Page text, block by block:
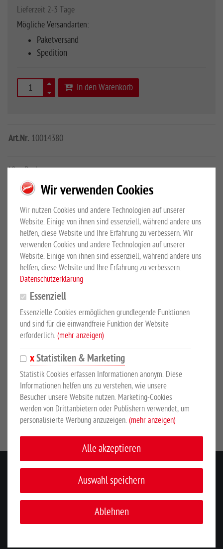
Lieferzeit 2-3 Tage
Mögliche Versandarten:
Paketversand
Spedition
In den Warenkorb
Art.Nr. 10014380
10er-Pack
Sicherheitshinweise
PRODUKTBESCHREIBUNG
10er-Pack
Tellerkopfschraube 10 x 100, Allzweck-Dübel 12 x 66 mm mit
Bund zur Montage in Beton, Vollziegel, KS-Vollstein,
Hohllochziegel, Kalksand-Lochstein, Porenbeton.
SICHERHEITSHINWEISE
Hersteller:Großewinkelmann GmbH & Co. KG, Wortstr. 34-36,
33397, Rietberg, Deutschland, www.growi.de
INFORMATIONEN
Ihr Kontakt zu uns
Wir verwenden Cookies
Wir nutzen Cookies und andere Technologien auf unserer
Website. Einige von ihnen sind essenziell, während andere uns
helfen, diese Website und Ihre Erfahrung zu verbessern. Wir
verwenden Cookies und andere Technologien auf unserer
Website. Einige von ihnen sind essenziell, während andere uns
helfen, diese Website und Ihre Erfahrung zu verbessern.
Datenschutzerklärung
Essenziell
Essenzielle Cookies ermöglichen grundlegende Funktionen
und sind für die einwandfreie Funktion der Website
erforderlich. (mehr anzeigen)
Statistiken & Marketing
Statistik Cookies erfassen Informationen anonym. Diese
Informationen helfen uns zu verstehen, wie unsere
Besucher unsere Website nutzen. Marketing-Cookies
werden von Drittanbietern oder Publishern verwendet, um
personalisierte Werbung anzuzeigen. (mehr anzeigen)
Alle akzeptieren
Auswahl speichern
Ablehnen